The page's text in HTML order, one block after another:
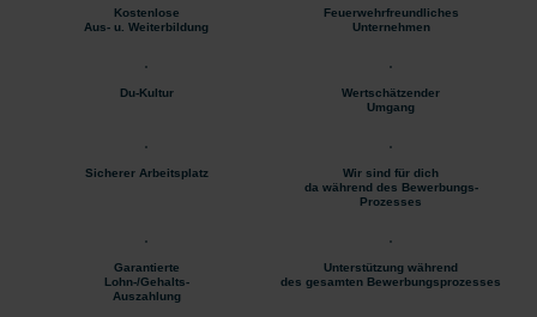
Kostenlose
Aus- u. Weiterbildung
Feuerwehrfreundliches
Unternehmen
Du-Kultur
Wertschätzender
Umgang
Sicherer Arbeitsplatz
Wir sind für dich
da während des Bewerbungs-
Prozesses
Garantierte
Lohn-/Gehalts-
Auszahlung
Unterstützung während
des gesamten Bewerbungsprozesses